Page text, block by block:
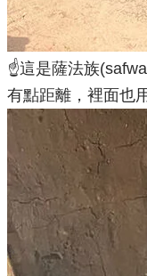
☝️這是薩法族
有點距離，裡面也